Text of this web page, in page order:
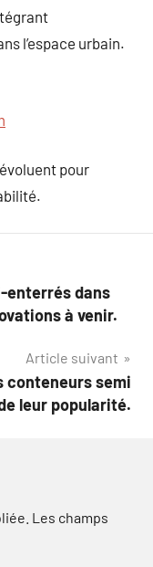
l’espace urbain.
pour
enterrés dans
à venir.
Article suivant
conteneurs semi
leur popularité.
Les champs